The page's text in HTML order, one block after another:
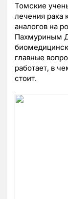
Томские
лечения рака
аналогов на
Пахмуриным
главные
работает, в
стоит.